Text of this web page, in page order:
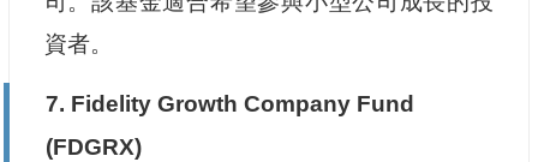
資者。
7. Fidelity Growth Company Fund
(FDGRX)